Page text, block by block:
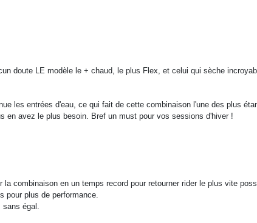
doute LE modèle le + chaud, le plus Flex, et celui qui sèche
les entrées d'eau, ce qui fait de cette combinaison l'une des plus
en avez le plus besoin. Bref un must pour vos sessions d'hiver !
combinaison en un temps record pour retourner rider le plus vite
pour plus de performance.
égal.